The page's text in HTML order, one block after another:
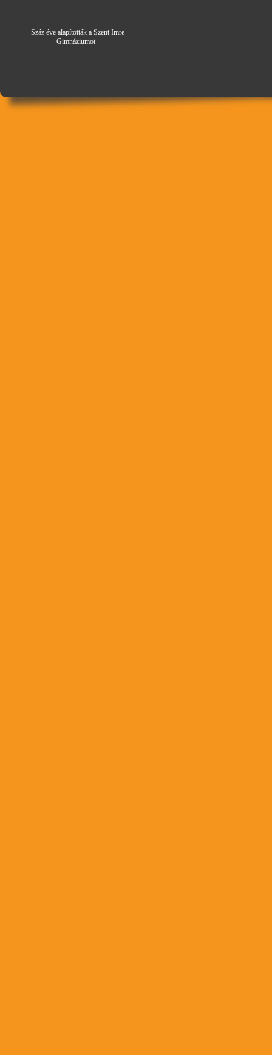
Száz éve alapították a Szent Imre
Gimnáziumot